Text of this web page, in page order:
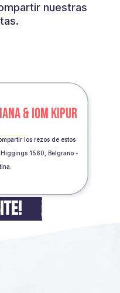
nuestras
& IOM KIPUR
los rezos de estos
1560, Belgrano -